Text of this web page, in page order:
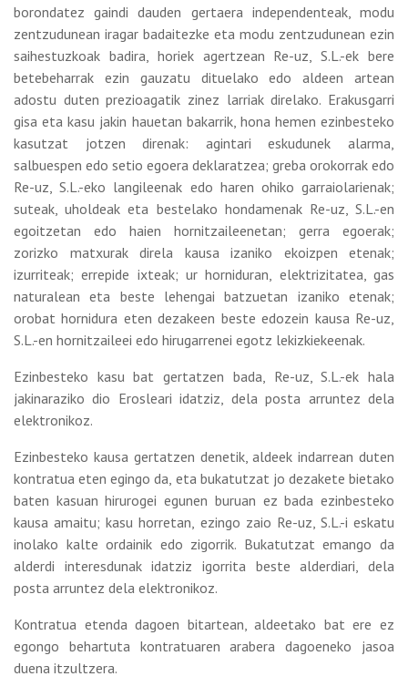
borondatez gaindi dauden gertaera independenteak, modu
zentzudunean iragar badaitezke eta modu zentzudunean ezin
saihestuzkoak badira, horiek agertzean Re-uz, S.L.-ek bere
betebeharrak ezin gauzatu dituelako edo aldeen artean
adostu duten prezioagatik zinez larriak direlako. Erakusgarri
gisa eta kasu jakin hauetan bakarrik, hona hemen ezinbesteko
kasutzat jotzen direnak: agintari eskudunek alarma,
salbuespen edo setio egoera deklaratzea; greba orokorrak edo
Re-uz, S.L.-eko langileenak edo haren ohiko garraiolarienak;
suteak, uholdeak eta bestelako hondamenak Re-uz, S.L.-en
egoitzetan edo haien hornitzaileenetan; gerra egoerak;
zorizko matxurak direla kausa izaniko ekoizpen etenak;
izurriteak; errepide ixteak; ur horniduran, elektrizitatea, gas
naturalean eta beste lehengai batzuetan izaniko etenak;
orobat hornidura eten dezakeen beste edozein kausa Re-uz,
S.L.-en hornitzaileei edo hirugarrenei egotz lekizkiekeenak.
Ezinbesteko kasu bat gertatzen bada, Re-uz, S.L.-ek hala
jakinaraziko dio Erosleari idatziz, dela posta arruntez dela
elektronikoz.
Ezinbesteko kausa gertatzen denetik, aldeek indarrean duten
kontratua eten egingo da, eta bukatutzat jo dezakete bietako
baten kasuan hirurogei egunen buruan ez bada ezinbesteko
kausa amaitu; kasu horretan, ezingo zaio Re-uz, S.L.-i eskatu
inolako kalte ordainik edo zigorrik. Bukatutzat emango da
alderdi interesdunak idatziz igorrita beste alderdiari, dela
posta arruntez dela elektronikoz.
Kontratua etenda dagoen bitartean, aldeetako bat ere ez
egongo behartuta kontratuaren arabera dagoeneko jasoa
duena itzultzera.